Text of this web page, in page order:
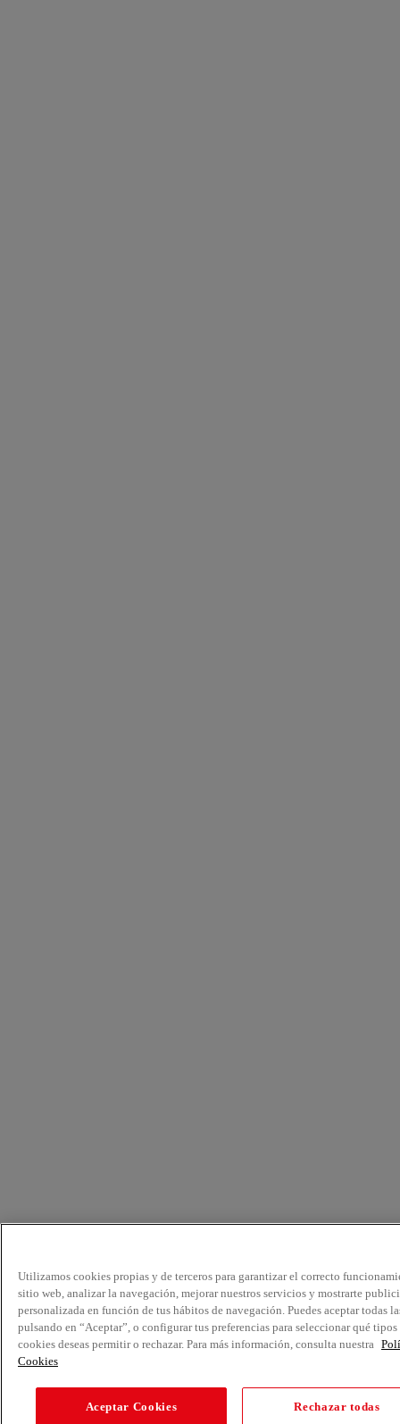
Utilizamos cookies propias y de terceros para garantizar el correcto
sitio web, analizar la navegación, mejorar nuestros servicios y mostrarte
personalizada en función de tus hábitos de navegación. Puedes aceptar todas
pulsando en “Aceptar”, o configurar tus preferencias para seleccionar qué tipos
cookies deseas permitir o rechazar. Para más información, consulta nuestra
Cookies
Aceptar Cookies Rechazar todas